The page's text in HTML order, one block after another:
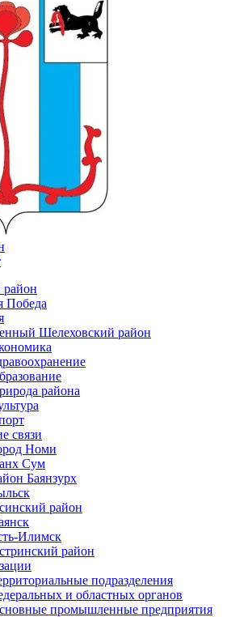
Победа
Шелеховский район
района
связи
Номи
Сум
Баянзурх
район
Илимск
район
подразделения
и областных органов
промышленные предприятия